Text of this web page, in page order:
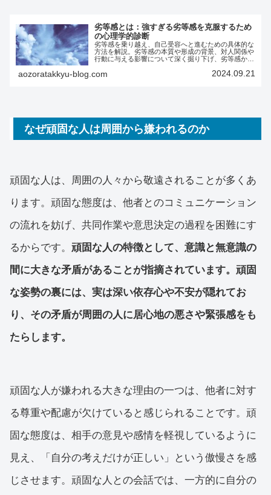
劣等感とは：強すぎる劣等感を克服するため
の心理学的診断
劣等感を乗り越え、自己受容へと進むための具体的な
方法を解説。劣等感の本質や形成の背景、対人関係や
行動に与える影響について深く掘り下げ、劣等感から
深め、健全な人間関係を築くためのヒントを得られる
aozoratakkyu-blog.com 2024.09.21
なぜ頑固な人は周囲から嫌われるのか
頑固な人は、周囲の人々から敬遠されることが多くあ
ります。頑固な態度は、他者とのコミュニケーション
の流れを妨げ、共同作業や意思決定の過程を困難にす
るからです。 頑固な人の特徴として、意識と無意識の
間に大きな矛盾があることが指摘されています。頑固
な姿勢の裏には、実は深い依存心や不安が隠れてお
り、その矛盾が周囲の人に居心地の悪さや緊張感をも
たらします。
頑固な人が嫌われる大きな理由の一つは、他者に対す
る尊重や配慮が欠けていると感じられることです。頑
固な態度は、相手の意見や感情を軽視しているように
見え、「自分の考えだけが正しい」という傲慢さを感
じさせます。頑固な人との会話では、一方的に自分の